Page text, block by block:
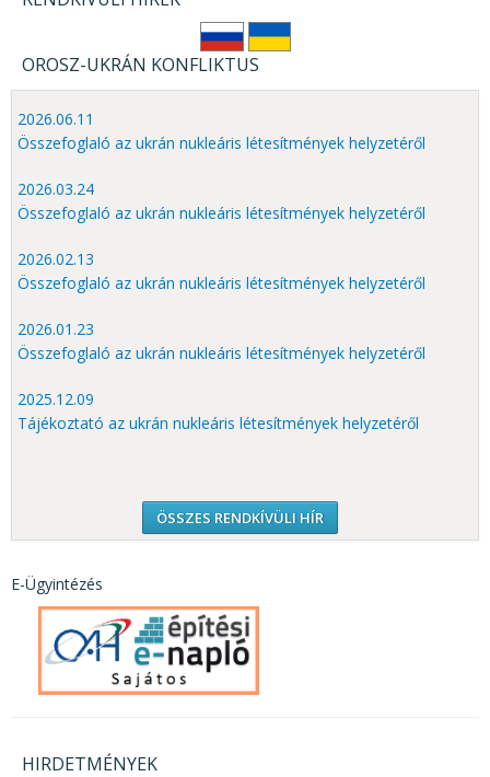
NYOMTATVÁNYOK, SZOFTVEREK
E-ÜGYINTÉZÉS
OROSZ-UKRÁN KONFLIKTUS
2026.06.11
Összefoglaló az ukrán nukleáris létesítmények helyzetéről
2026.03.24
Összefoglaló az ukrán nukleáris létesítmények helyzetéről
2026.02.13
Összefoglaló az ukrán nukleáris létesítmények helyzetéről
2026.01.23
Összefoglaló az ukrán nukleáris létesítmények helyzetéről
2025.12.09
Tájékoztató az ukrán nukleáris létesítmények helyzetéről
ÖSSZES RENDKÍVÜLI HÍR
E-Ügyintézés
HIRDETMÉNYEK